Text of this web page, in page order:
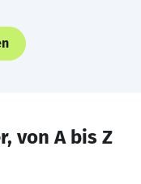
von A bis Z